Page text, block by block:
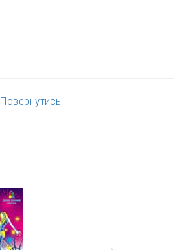
Повернутись